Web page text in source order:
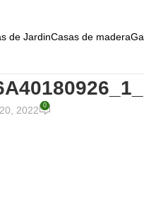
de JardinCasas de madera
2022 0